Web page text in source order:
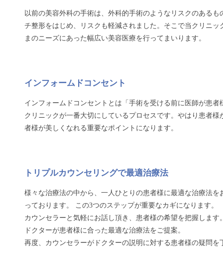
以前の美容外科の手術は、外科的手術のようなリスクのある
チ整形をはじめ、リスクも軽減されました。そこで当クリニ
まのニーズにあった幅広い美容医療を行ってまいります。
インフォームドコンセント
インフォームドコンセントとは「手術を受ける前に医師が患
クリニックが一番大切にしているプロセスです。やはり患者
者様が美しくなれる重要なポイントになります。
トリプルカウンセリングで最適治療法
様々な治療法の中から、一人ひとりの患者様に最適な治療法
っております。 この3つのステップが重要なカギになります。
カウンセラーと気軽にお話し頂き、患者様の希望を把握します
ドクターが患者様に合った最適な治療法をご提案。
再度、カウンセラーがドクターの説明に対する患者様の疑問を